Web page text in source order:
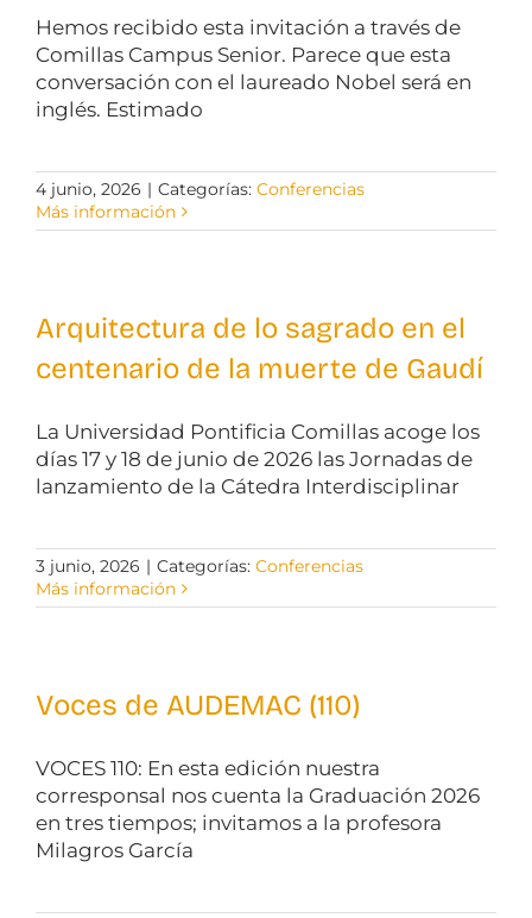
Hemos recibido esta invitación a través de
Comillas Campus Senior. Parece que esta
conversación con el laureado Nobel será en
inglés. Estimado
4 junio, 2026 | Categorías: Conferencias
Más información
Arquitectura de lo sagrado en el
centenario de la muerte de Gaudí
La Universidad Pontificia Comillas acoge los
días 17 y 18 de junio de 2026 las Jornadas de
lanzamiento de la Cátedra Interdisciplinar
3 junio, 2026 | Categorías: Conferencias
Más información
Voces de AUDEMAC (110)
VOCES 110: En esta edición nuestra
corresponsal nos cuenta la Graduación 2026
en tres tiempos; invitamos a la profesora
Milagros García